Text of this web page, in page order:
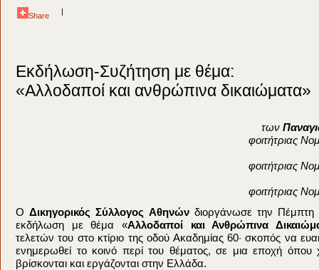
Share |
Εκδήλωση-Συζήτηση με θέμα:
«Αλλοδαποί και ανθρώπινα δικαιώματα»
των
φοιτήτριας
φοιτήτριας
φοιτήτριας
ΟΔικηγορικός Σύλλογος Αθηνώνδιοργάνωσε την Πέμπτη
εκδήλωση με θέμα «Αλλοδαποί και Ανθρώπινα
τελετών του στο κτίριο της οδού Ακαδημίας 60· σκοπός να
ενημερωθεί το κοινό περί του θέματος, σε μια εποχή όπου
βρίσκονται και εργάζονται στην Ελλάδα.